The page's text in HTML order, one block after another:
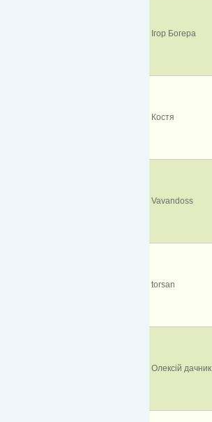
Ігор Богера
Костя
Vavandoss
torsan
Олексій дачник